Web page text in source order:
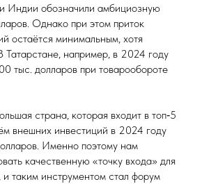
Индии обозначили амбициозную
Однако при этом приток
остаётся минимальным, хотя
Татарстане, например, в 2024 году
тыс. долларов при товарообороте
страна, которая входит в топ‑5
внешних инвестиций в 2024 году
Именно поэтому нам
качественную «точку входа» для
таким инструментом стал форум